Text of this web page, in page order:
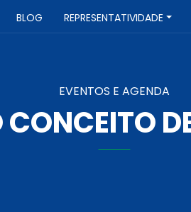
BLOG REPRESENTATIVIDADE
EVENTOS E AGENDA